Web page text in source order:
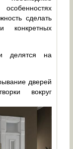
сделать
конкретных
делятся на
дверей
вокруг